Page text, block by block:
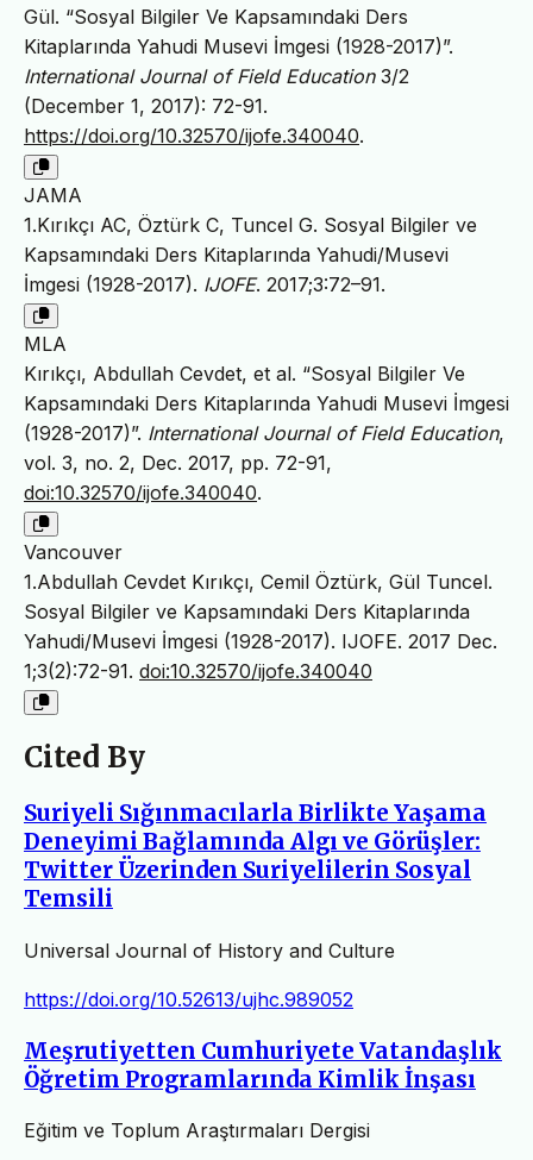
Gül. “Sosyal Bilgiler Ve Kapsamındaki Ders
Kitaplarında Yahudi Musevi İmgesi (1928-2017)”.
International Journal of Field Education3/2
(December 1, 2017): 72-91.
https://doi.org/10.32570/ijofe.340040.
JAMA
1.Kırıkçı AC, Öztürk C, Tuncel G. Sosyal Bilgiler ve
Kapsamındaki Ders Kitaplarında Yahudi/Musevi
İmgesi (1928-2017). IJOFE. 2017;3:72–91.
MLA
Kırıkçı, Abdullah Cevdet, et al. “Sosyal Bilgiler Ve
Kapsamındaki Ders Kitaplarında Yahudi Musevi İmgesi
(1928-2017)”. International Journal of Field Education,
vol. 3, no. 2, Dec. 2017, pp. 72-91,
doi:10.32570/ijofe.340040.
Vancouver
1.Abdullah Cevdet Kırıkçı, Cemil Öztürk, Gül Tuncel.
Sosyal Bilgiler ve Kapsamındaki Ders Kitaplarında
Yahudi/Musevi İmgesi (1928-2017). IJOFE. 2017 Dec.
1;3(2):72-91. doi:10.32570/ijofe.340040
Cited By
Suriyeli Sığınmacılarla Birlikte Yaşama
Deneyimi Bağlamında Algı ve Görüşler:
Twitter Üzerinden Suriyelilerin Sosyal
Temsili
Universal Journal of History and Culture
https://doi.org/10.52613/ujhc.989052
Meşrutiyetten Cumhuriyete Vatandaşlık
Öğretim Programlarında Kimlik İnşası
Eğitim ve Toplum Araştırmaları Dergisi